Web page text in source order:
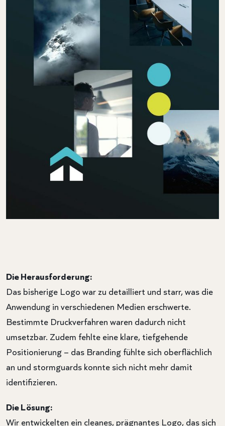
Die Herausforderung:
Das bisherige Logo war zu detailliert und starr, was die
Anwendung in verschiedenen Medien erschwerte.
Bestimmte Druckverfahren waren dadurch nicht
umsetzbar. Zudem fehlte eine klare, tiefgehende
Positionierung – das Branding fühlte sich oberflächlich
an und stormguards konnte sich nicht mehr damit
identifizieren.
Die Lösung:
Wir entwickelten ein cleanes, prägnantes Logo, das sich